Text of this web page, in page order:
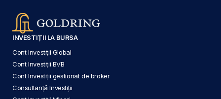
INVESTIȚII LA BURSA
Cont Investiții Global
Cont Investiții BVB
Cont Investiții gestionat de broker
Consultanță Investiții